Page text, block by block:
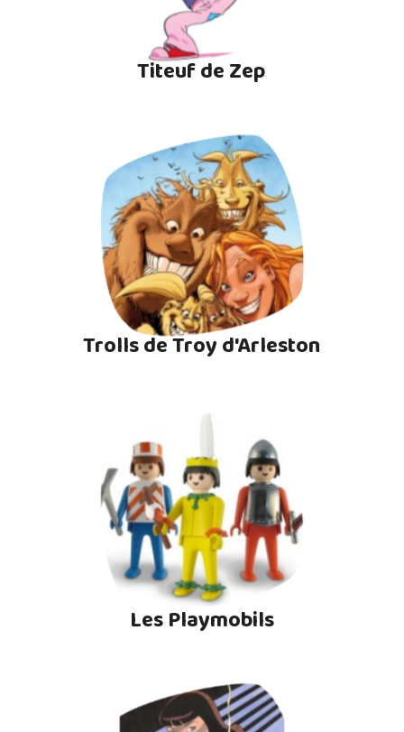
Titeuf de Zep
Trolls de Troy d'Arleston
Les Playmobils